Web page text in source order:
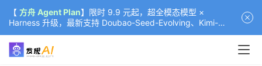
【 方舟 Agent Plan】限时 9.9 元起，超全模态模型 ×
Harness 升级，最新支持 Doubao-Seed-Evolving、Kimi-
K3（部分）、GLM-5.2